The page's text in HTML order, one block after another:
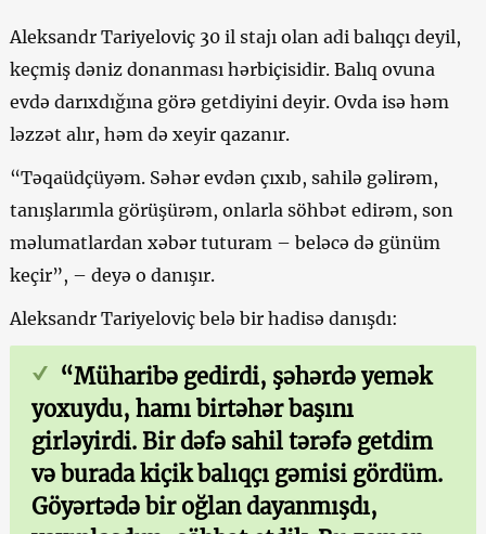
Aleksandr Tariyeloviç 30 il stajı olan adi balıqçı deyil,
keçmiş dəniz donanması hərbiçisidir. Balıq ovuna
evdə darıxdığına görə getdiyini deyir. Ovda isə həm
ləzzət alır, həm də xeyir qazanır.
“Təqaüdçüyəm. Səhər evdən çıxıb, sahilə gəlirəm,
tanışlarımla görüşürəm, onlarla söhbət edirəm, son
məlumatlardan xəbər tuturam – beləcə də günüm
keçir”, – deyə o danışır.
Aleksandr Tariyeloviç belə bir hadisə danışdı:
“Müharibə gedirdi, şəhərdə yemək
yoxuydu, hamı birtəhər başını
girləyirdi. Bir dəfə sahil tərəfə getdim
və burada kiçik balıqçı gəmisi gördüm.
Göyərtədə bir oğlan dayanmışdı,